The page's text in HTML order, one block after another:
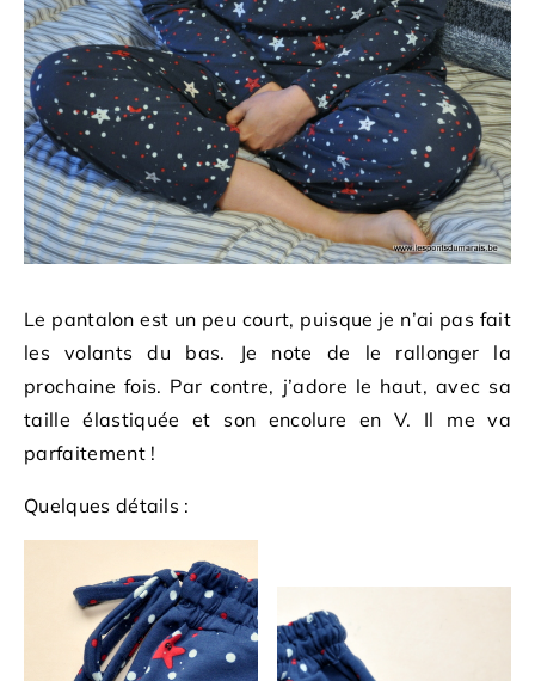
Le pantalon est un peu court, puisque je n’ai pas fait
les volants du bas. Je note de le rallonger la
prochaine fois. Par contre, j’adore le haut, avec sa
taille élastiquée et son encolure en V. Il me va
parfaitement !
Quelques détails :